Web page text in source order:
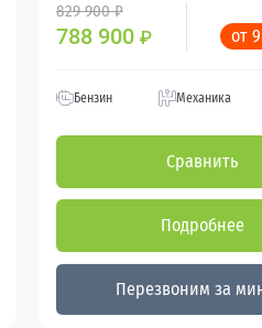
829 900 ₽
788 900 ₽ от
Бензин Механика
Сравнить
Подробнее
Перезвоним за